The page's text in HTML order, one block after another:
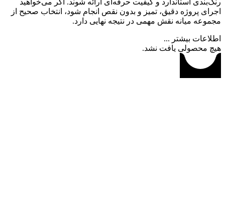
رنگ‌بندی استاندارد و کیفیت حرفه‌ای ارائه شوند. اگر می‌خواهید
اجرای پروژه دقیق، تمیز و بدون نقص انجام شود، انتخاب صحیح از
مجموعه میانه نقش مهمی در نتیجه نهایی دارد.
اطلاعات بیشتر ...
هیچ محصولی یافت نشد.